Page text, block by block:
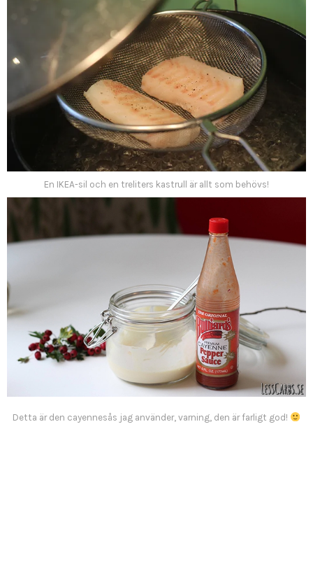
En IKEA-sil och en treliters kastrull är allt som behövs!
Detta är den cayennesås jag använder, varning, den är farligt god!